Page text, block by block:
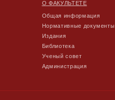
О ФАКУЛЬТЕТЕ
Общая информация
Нормативные документы
Издания
Библиотека
Ученый совет
Администрация